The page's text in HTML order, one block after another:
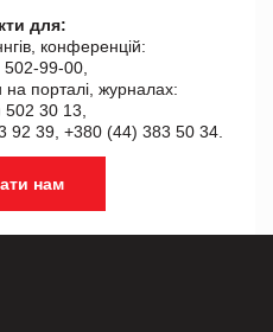
для:
конференцій:
99-00,
порталі, журналах:
30 13,
92 39, +380 (44) 383 50 34.
нам